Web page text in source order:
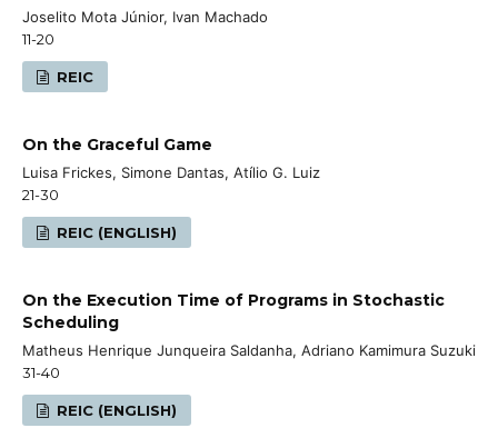
Joselito Mota Júnior, Ivan Machado
11-20
REIC
On the Graceful Game
Luisa Frickes, Simone Dantas, Atílio G. Luiz
21-30
REIC (ENGLISH)
On the Execution Time of Programs in Stochastic
Scheduling
Matheus Henrique Junqueira Saldanha, Adriano Kamimura Suzuki
31-40
REIC (ENGLISH)